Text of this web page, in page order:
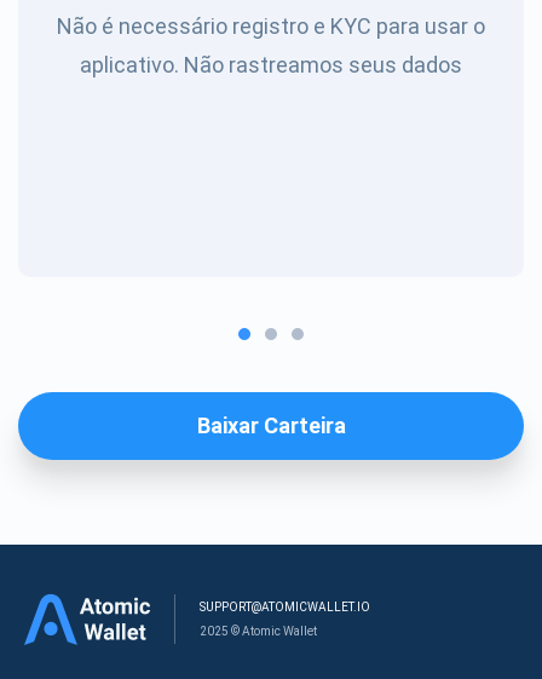
Não é necessário registro e KYC para usar o
aplicativo. Não rastreamos seus dados
Baixar Carteira
SUPPORT@ATOMICWALLET.IO
2025 © Atomic Wallet